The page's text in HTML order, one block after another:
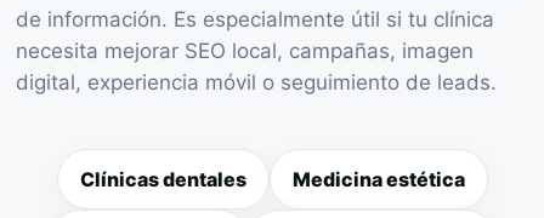
de información. Es especialmente útil si tu clínica
necesita mejorar SEO local, campañas, imagen
digital, experiencia móvil o seguimiento de leads.
Clínicas dentales Medicina estética